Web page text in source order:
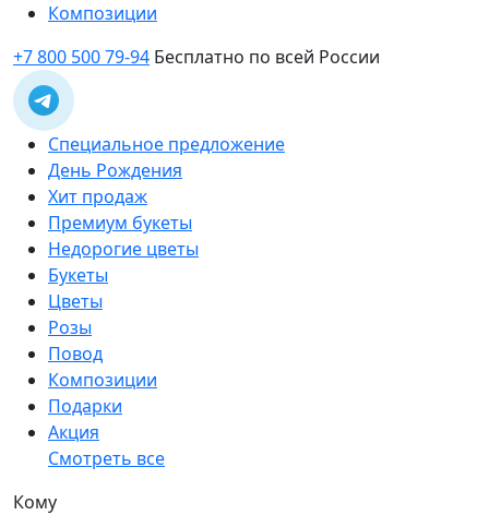
Композиции
+7 800 500 79-94 Бесплатно по всей России
Специальное предложение
День Рождения
Хит продаж
Премиум букеты
Недорогие цветы
Букеты
Цветы
Розы
Повод
Композиции
Подарки
Акция
Смотреть все
Кому